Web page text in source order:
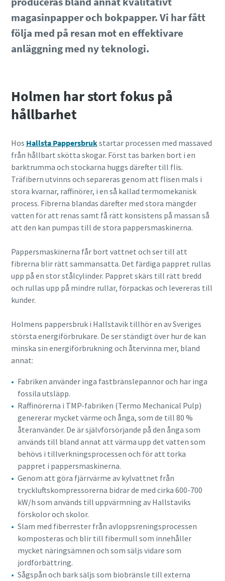
Läs mer >
magasinpapper och bokpapper. Vi har fått
följa med på resan mot en effektivare
anläggning med ny teknologi.
Holmen har stort fokus på
hållbarhet
Hos Hallsta Pappersbrukstartar processen med massaved
från hållbart skötta skogar. Först tas barken bort i en
barktrumma och stockarna huggs därefter till flis.
Träfibern utvinns och separeras genom att flisen mals i
stora kvarnar, raffinörer, i en så kallad termomekanisk
process. Fibrerna blandas därefter med stora mängder
vatten för att renas samt få rätt konsistens på massan så
att den kan pumpas till de stora pappersmaskinerna.
Pappersmaskinerna får bort vattnet och ser till att
fibrerna blir rätt sammansatta. Det färdiga pappret rullas
upp på en stor stålcylinder. Pappret skärs till rätt bredd
och rullas upp på mindre rullar, förpackas och levereras till
kunder.
Holmens pappersbruk i Hallstavik tillhör en av Sveriges
största energiförbrukare. De ser ständigt över hur de kan
minska sin energiförbrukning och återvinna mer, bland
annat:
Fabriken använder inga fastbränslepannor och har inga
fossila utsläpp.
Raffinörerna i TMP-fabriken (Termo Mechanical Pulp)
genererar mycket värme och ånga, som de till 80 %
återanvänder. De är självförsörjande på den ånga som
används till bland annat att värma upp det vatten som
behövs i tillverkningsprocessen och för att torka
pappret i pappersmaskinerna.
Genom att göra fjärrvärme av kylvattnet från
tryckluftskompressorerna bidrar de med cirka 600-700
kW/h som används till uppvärmning av Hallstaviks
förskolor och skolor.
Slam med fiberrester från avloppsreningsprocessen
komposteras och blir till fibermull som innehåller
mycket näringsämnen och som säljs vidare som
jordförbättring.
Sågspån och bark säljs som biobränsle till externa
Land
Postnummer
Din förfrågan
Genom att skicka in denna
förfrågan kommer Atlas Copco
att kunna kontakta dig via den
information finns i vår
integritetspolicy.
Jag har läst och accepterat
Skicka
Klicka för att verifiera